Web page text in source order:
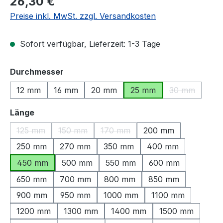
Preise inkl. MwSt. zzgl. Versandkosten
Sofort verfügbar, Lieferzeit: 1-3 Tage
Durchmesser
12 mm
16 mm 20 mm 25 mm 30 mm
(Diese
Längeauswählen
125 mm
(Diese Option ist zurzeit nicht verfügbar.)
150 mm
(Diese Option ist zurzeit nicht verfügbar.)
170 mm
(Diese Option ist zurzeit nicht
200 mm
250 mm
270 mm 350 mm
400 mm
450 mm
500 mm 550 mm
600 mm
650 mm
700 mm 800 mm
850 mm
900 mm
950 mm 1000 mm
1100 mm
1200 mm
1300 mm 1400 mm
1500 mm